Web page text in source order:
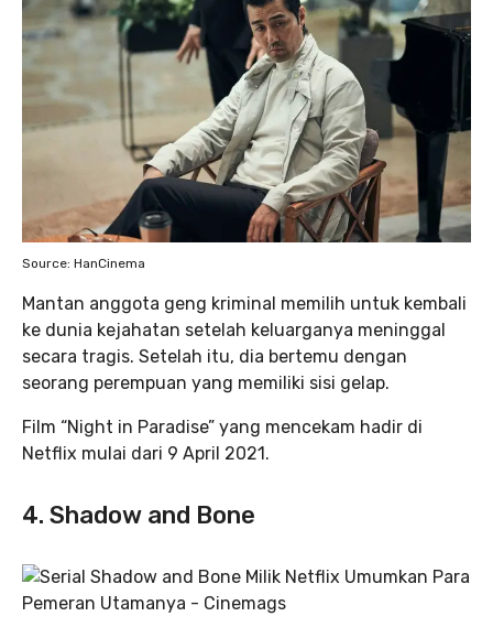
Source: HanCinema
Mantan anggota geng kriminal memilih untuk kembali
ke dunia kejahatan setelah keluarganya meninggal
secara tragis. Setelah itu, dia bertemu dengan
seorang perempuan yang memiliki sisi gelap.
Film “Night in Paradise” yang mencekam hadir di
Netflix mulai dari 9 April 2021.
4. Shadow and Bone